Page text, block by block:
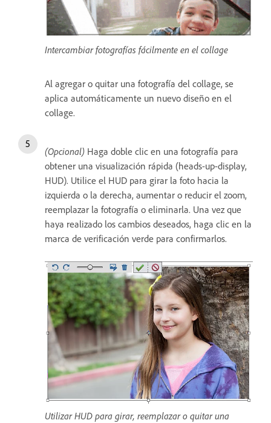
Intercambiar fotografías fácilmente en el collage
Al agregar o quitar una fotografía del collage, se
aplica automáticamente un nuevo diseño en el
collage.
(Opcional) Haga doble clic en una fotografía para
obtener una visualización rápida (heads-up-display,
HUD). Utilice el HUD para girar la foto hacia la
izquierda o la derecha, aumentar o reducir el zoom,
reemplazar la fotografía o eliminarla. Una vez que
haya realizado los cambios deseados, haga clic en la
marca de verificación verde para confirmarlos.
Utilizar HUD para girar, reemplazar o quitar una